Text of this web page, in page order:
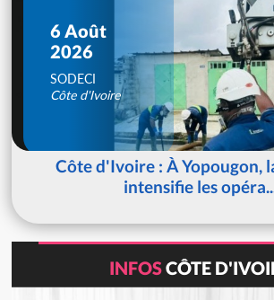
6 Août
2026
SODECI
Côte d'Ivoire
Côte d'Ivoire : À Yopougon,
intensifie les
INFOSCÔTE